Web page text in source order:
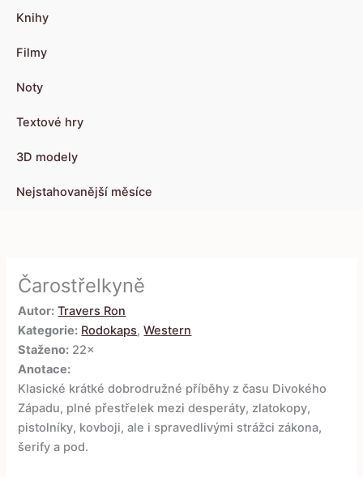
Knihy
Filmy
Noty
Textové hry
3D modely
Nejstahovanější měsíce
Čarostřelkyně
Autor: Travers Ron
Kategorie: Rodokaps,Western
Staženo: 22×
Anotace:
Klasické krátké dobrodružné příběhy z času Divokého
Západu, plné přestřelek mezi desperáty, zlatokopy,
pistolníky, kovboji, ale i spravedlivými strážci zákona,
šerify a pod.